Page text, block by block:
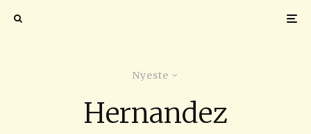
Nyeste
Hernandez